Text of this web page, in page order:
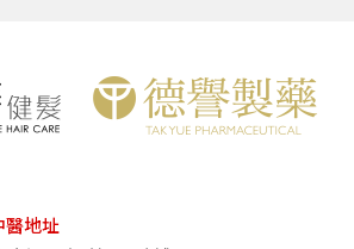
醫地址